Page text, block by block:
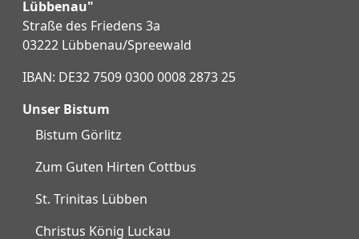
Lübbenau"
Straße des Friedens 3a
03222 Lübbenau/Spreewald
IBAN: DE32 7509 0300 0008 2873 25
Unser Bistum
Bistum Görlitz
Zum Guten Hirten Cottbus
St. Trinitas Lübben
Christus König Luckau